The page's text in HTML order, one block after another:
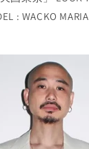
: WACKO